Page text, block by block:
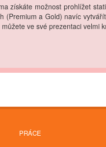
získáte možnost prohlížet
(Premium a Gold) navíc
ve své prezentaci velmi
PRÁCE